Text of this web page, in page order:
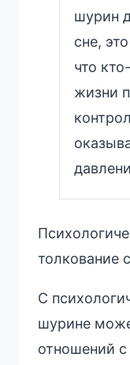
шурин
сне,
что
жизни
толкование
С
шурине
отношений